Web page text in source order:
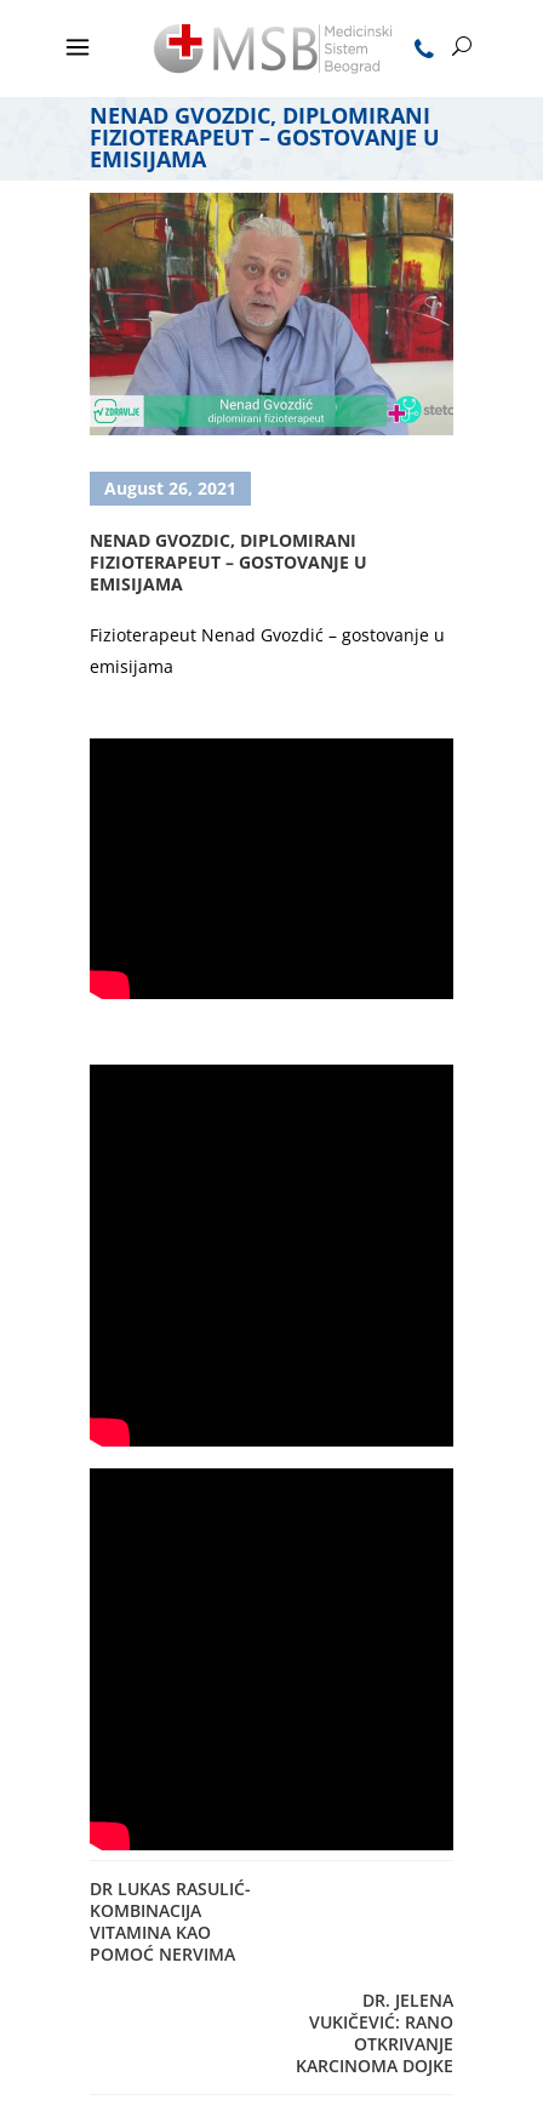
NENAD GVOZDIC, DIPLOMIRANI
FIZIOTERAPEUT – GOSTOVANJE U
EMISIJAMA
August 26, 2021
NENAD GVOZDIC, DIPLOMIRANI
FIZIOTERAPEUT – GOSTOVANJE U
EMISIJAMA
Fizioterapeut Nenad Gvozdić – gostovanje u
emisijama
DR LUKAS RASULIĆ-
KOMBINACIJA
VITAMINA KAO
POMOĆ NERVIMA
DR. JELENA
VUKIČEVIĆ: RANO
OTKRIVANJE
KARCINOMA DOJKE